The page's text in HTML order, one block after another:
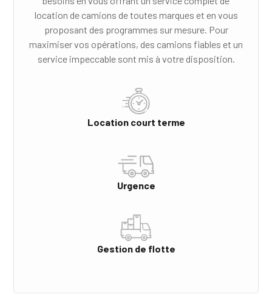
location de camions de toutes marques et en vous
proposant des programmes sur mesure. Pour
maximiser vos opérations, des camions fiables et un
service impeccable sont mis à votre disposition.
Location court terme
Urgence
Gestion de flotte